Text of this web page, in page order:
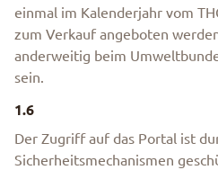
einmal im Kalenderjahr vom
zum Verkauf angeboten
anderweitig beim
sein.
1.6
Der Zugriff auf das Portal ist
Sicherheitsmechanismen